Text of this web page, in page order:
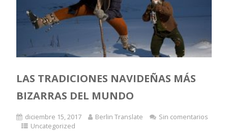
LAS TRADICIONES NAVIDEÑAS MÁS
BIZARRAS DEL MUNDO
diciembre 15, 2017 Berlin Translate
Sin comentarios
Uncategorized